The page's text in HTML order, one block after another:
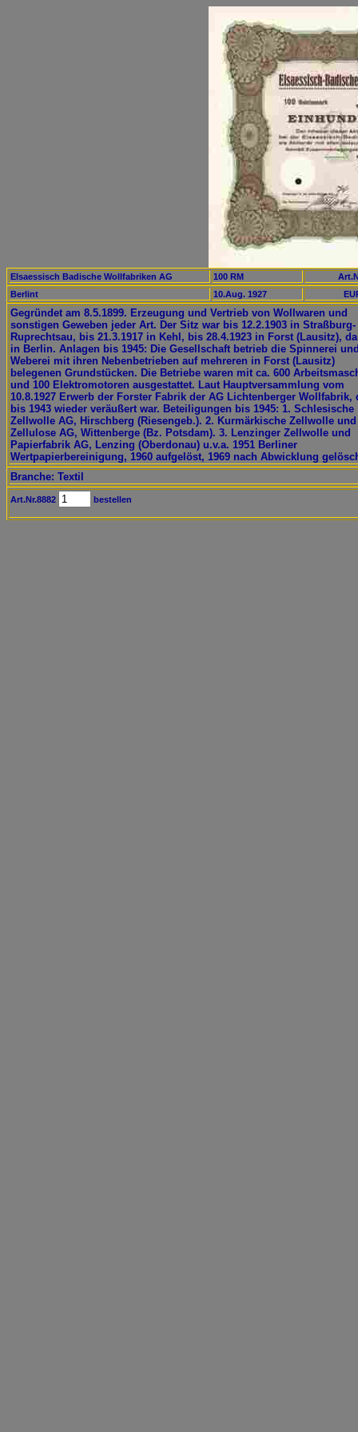
Elsaessisch Badische Wollfabriken AG 100 RM
Berlint
10.Aug. 1927
Gegründet am 8.5.1899. Erzeugung und Vertrieb von Wollwaren und
sonstigen Geweben jeder Art. Der Sitz war bis 12.2.1903 in Straßburg-
Ruprechtsau, bis 21.3.1917 in Kehl, bis 28.4.1923 in Forst (Lausitz),
in Berlin. Anlagen bis 1945: Die Gesellschaft betrieb die Spinnerei
Weberei mit ihren Nebenbetrieben auf mehreren in Forst (Lausitz)
belegenen Grundstücken. Die Betriebe waren mit ca. 600
und 100 Elektromotoren ausgestattet. Laut Hauptversammlung vom
10.8.1927 Erwerb der Forster Fabrik der AG Lichtenberger Wollfabrik,
bis 1943 wieder veräußert war. Beteiligungen bis 1945: 1. Schlesische
Zellwolle AG, Hirschberg (Riesengeb.). 2. Kurmärkische Zellwolle und
Zellulose AG, Wittenberge (Bz. Potsdam). 3. Lenzinger Zellwolle und
Papierfabrik AG, Lenzing (Oberdonau) u.v.a. 1951 Berliner
Wertpapierbereinigung, 1960 aufgelöst, 1969 nach Abwicklung
Branche: Textil
Art.Nr.8882 bestellen